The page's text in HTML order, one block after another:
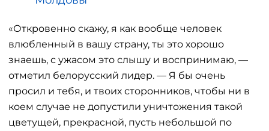
«Откровенно скажу, я как вообще человек
влюбленный в вашу страну, ты это хорошо
знаешь, с ужасом это слышу и воспринимаю, —
отметил белорусский лидер. — Я бы очень
просил и тебя, и твоих сторонников, чтобы ни в
коем случае не допустили уничтожения такой
цветущей, прекрасной, пусть небольшой по